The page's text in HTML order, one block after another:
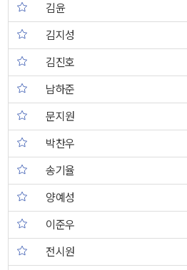
김윤
김지성
김진호
남하준
문지원
박찬우
송기율
양예성
이준우
전시원